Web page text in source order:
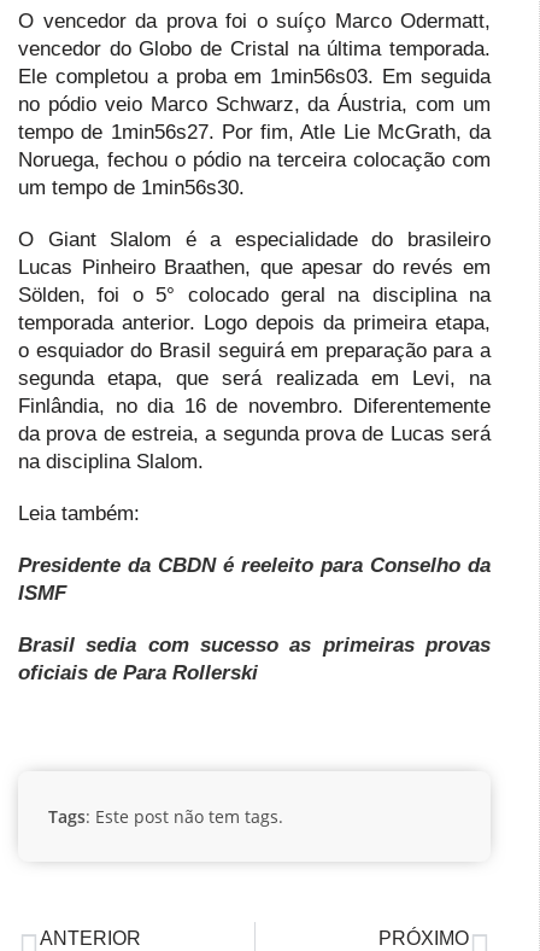
O vencedor da prova foi o suíço Marco Odermatt,
vencedor do Globo de Cristal na última temporada.
Ele completou a proba em 1min56s03. Em seguida
no pódio veio Marco Schwarz, da Áustria, com um
tempo de 1min56s27. Por fim, Atle Lie McGrath, da
Noruega, fechou o pódio na terceira colocação com
um tempo de 1min56s30.
O Giant Slalom é a especialidade do brasileiro
Lucas Pinheiro Braathen, que apesar do revés em
Sölden, foi o 5° colocado geral na disciplina na
temporada anterior. Logo depois da primeira etapa,
o esquiador do Brasil seguirá em preparação para a
segunda etapa, que será realizada em Levi, na
Finlândia, no dia 16 de novembro. Diferentemente
da prova de estreia, a segunda prova de Lucas será
na disciplina Slalom.
Leia também:
Presidente da CBDN é reeleito para Conselho da
ISMF
Brasil sedia com sucesso as primeiras provas
oficiais de Para Rollerski
Tags: Este post não tem tags.
ANTERIOR PRÓXIMO